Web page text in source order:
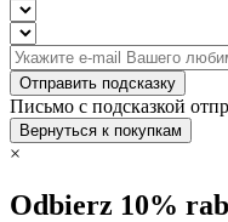
Отправить подсказку
Письмо с подсказкой
Вернуться к покупкам
×
Odbierz 10%